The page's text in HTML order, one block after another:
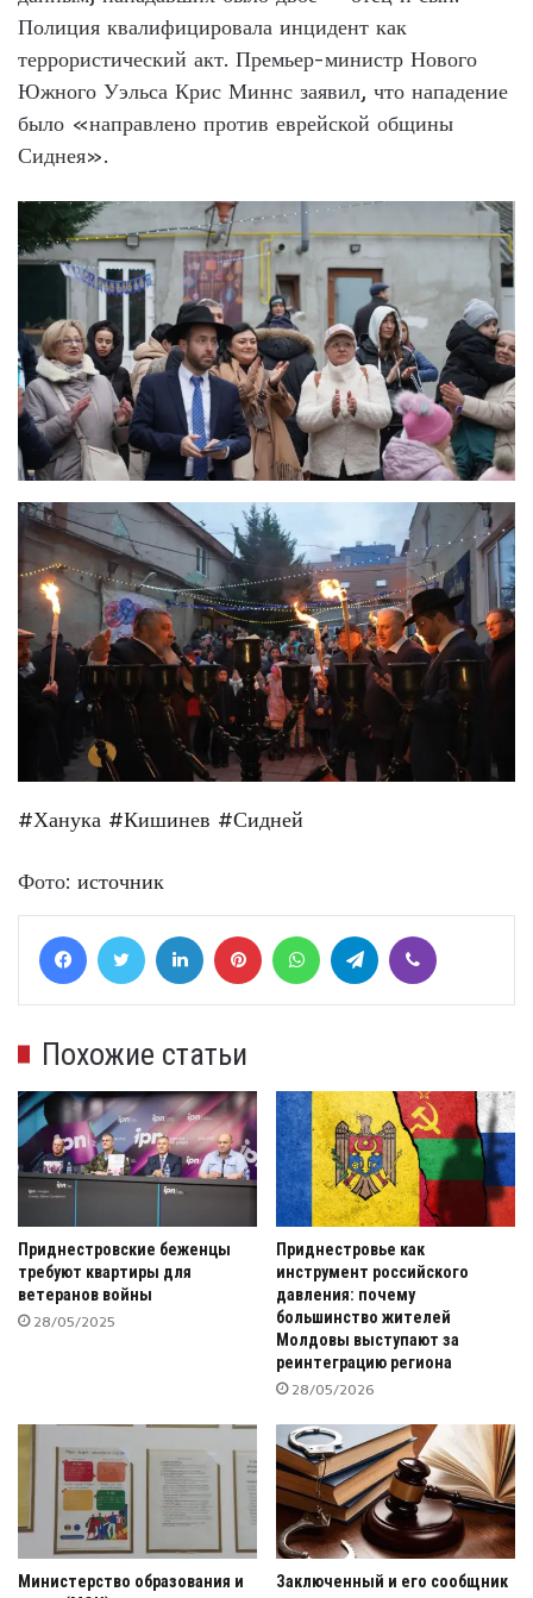
Полиция квалифицировала инцидент как
террористический акт. Премьер-министр Нового
Южного Уэльса Крис Миннс заявил, что нападение
было «направлено против еврейской общины
Сиднея».
#Ханука #Кишинев #Сидней
Фото: источник
FacebookTwitter LinkedIn Pinterest WhatsAppTelegram
Похожие статьи
Приднестровские беженцы
требуют квартиры для
ветеранов войны
28/05/2025
Приднестровье как
инструмент российского
давления: почему
большинство жителей
Молдовы выступают за
реинтеграцию региона
28/05/2026
Министерство образования и
Заключенный и его сообщник